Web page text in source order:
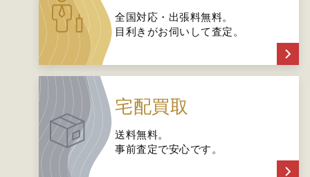
全国対応・出張料無料。
目利きがお伺いして査定。
宅配買取
送料無料。
事前査定で安心です。